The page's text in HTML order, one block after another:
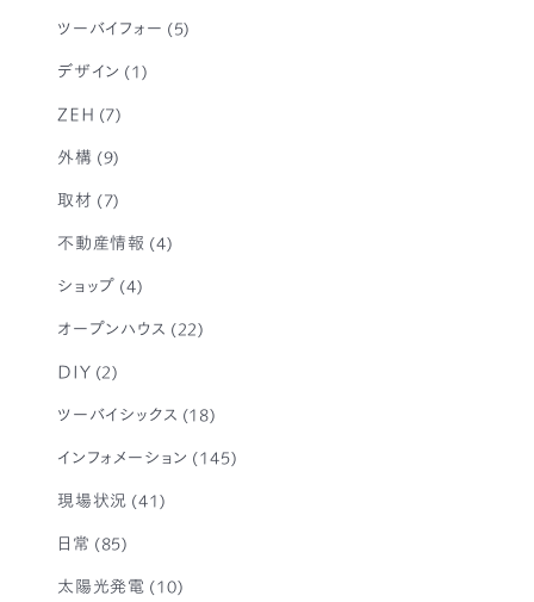
ツーバイフォー (5)
デザイン (1)
ZEH (7)
外構 (9)
取材 (7)
不動産情報 (4)
ショップ (4)
オープンハウス (22)
DIY (2)
ツーバイシックス (18)
インフォメーション (145)
現場状況 (41)
日常 (85)
太陽光発電 (10)